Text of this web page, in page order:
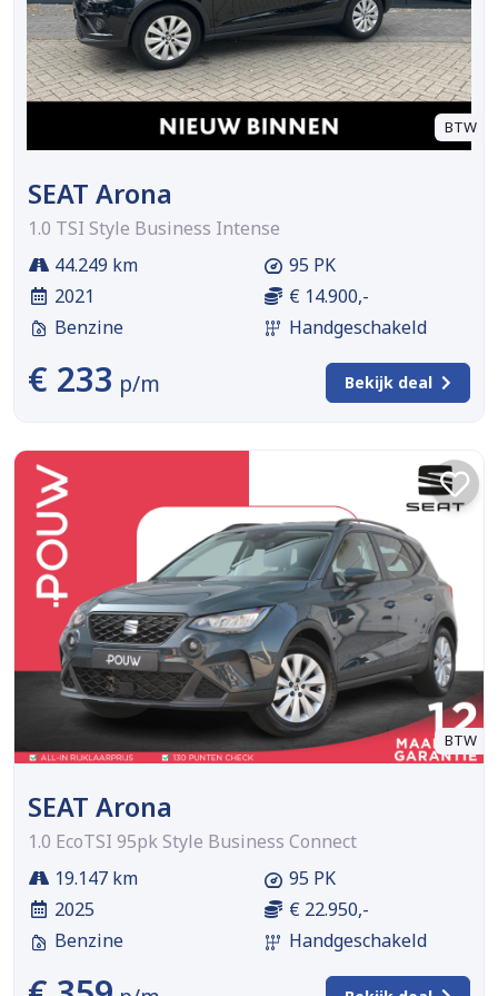
BTW
SEAT Arona
1.0 TSI Style Business Intense
44.249 km
2021
Benzine
95 PK
€ 14.900,-
Handgeschakeld
€ 233 p/m Bekijk deal
BTW
SEAT Arona
1.0 EcoTSI 95pk Style Business Connect
19.147 km
2025
Benzine
95 PK
€ 22.950,-
Handgeschakeld